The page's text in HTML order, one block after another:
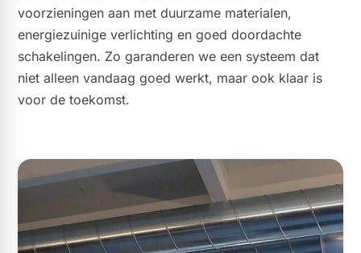
voorzieningen aan met duurzame materialen,
energiezuinige verlichting en goed doordachte
schakelingen. Zo garanderen we een systeem dat
niet alleen vandaag goed werkt, maar ook klaar is
voor de toekomst.